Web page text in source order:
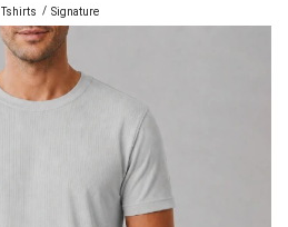
Tshirts / Signature